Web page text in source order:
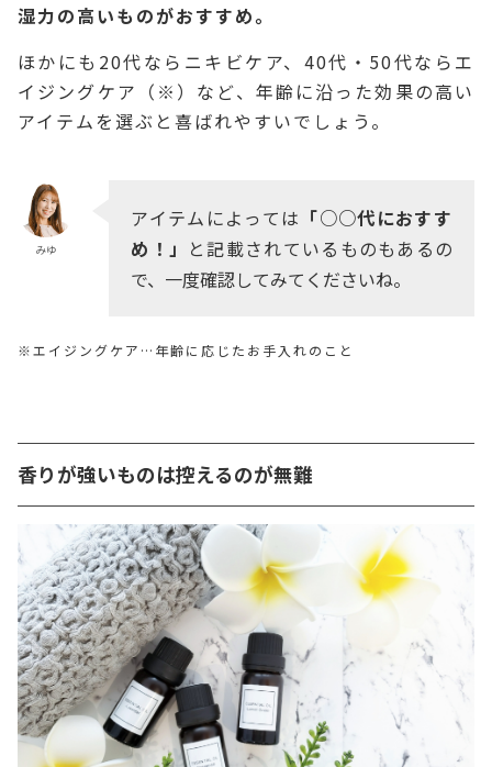
湿力の高いものがおすすめ。
ほかにも20代ならニキビケア、40代・50代ならエ
イジングケア（※）など、年齢に沿った効果の高い
アイテムを選ぶと喜ばれやすいでしょう。
みゆ
アイテムによっては 「○○代におすす
め！」 と記載されているものもあるの
で、一度確認してみてくださいね。
※エイジングケア…年齢に応じたお手入れのこと
香りが強いものは控えるのが無難